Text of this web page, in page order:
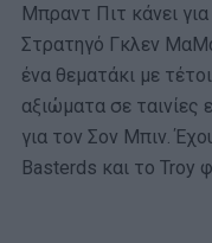
Μπραντ Πιτ κάνει
Στρατηγό Γκλεν
ένα θεματάκι με
αξιώματα σε ταινίες
για τον Σον Μπιν.
Basterds και το Troy